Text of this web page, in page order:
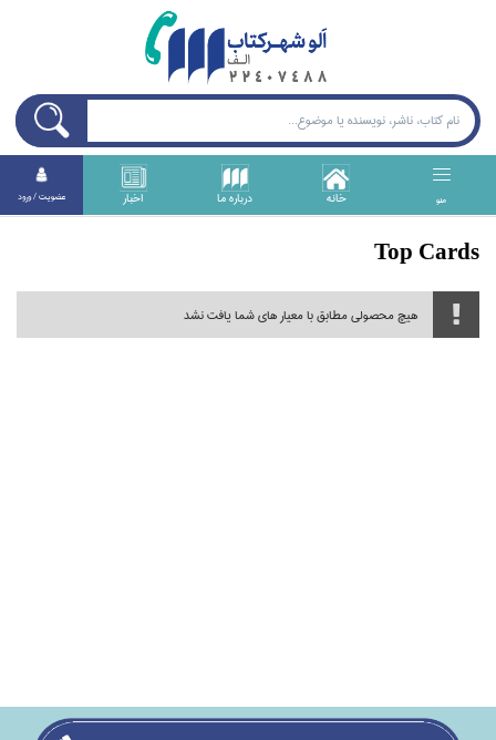
منو خانه درباره ما اخبار عضويت / ورود
Top Cards
هیچ محصولی مطابق با معیار های شما یافت نشد